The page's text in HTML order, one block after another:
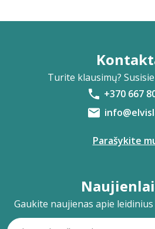
Turite klausimų?
+370 667
Parašykite
Gaukite naujienas apie